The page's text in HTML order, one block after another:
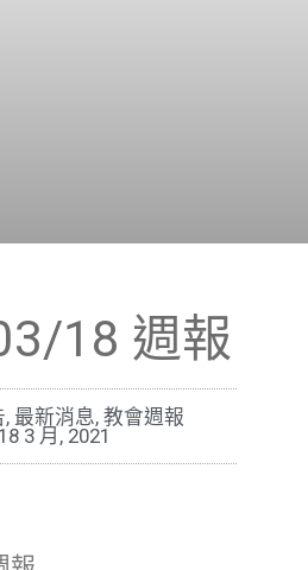
18 週報
, 最新消息, 教會週報
18 3 月, 2021